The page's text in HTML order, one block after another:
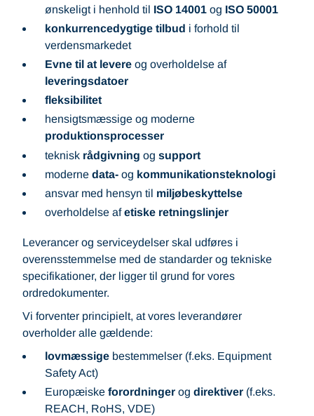
ønskeligt i henhold til ISO 14001 og ISO 50001
konkurrencedygtige tilbud i forhold til
verdensmarkedet
Evne til at levere og overholdelse af
leveringsdatoer
fleksibilitet
hensigtsmæssige og moderne
produktionsprocesser
teknisk rådgivning og support
moderne data- og kommunikationsteknologi
ansvar med hensyn til miljøbeskyttelse
overholdelse afetiske retningslinjer
Leverancer og serviceydelser skal udføres i
overensstemmelse med de standarder og tekniske
specifikationer, der ligger til grund for vores
ordredokumenter.
Vi forventer principielt, at vores leverandører
overholder alle gældende:
lovmæssige bestemmelser (f.eks. Equipment
Safety Act)
Europæiske forordninger og direktiver (f.eks.
REACH, RoHS, VDE)